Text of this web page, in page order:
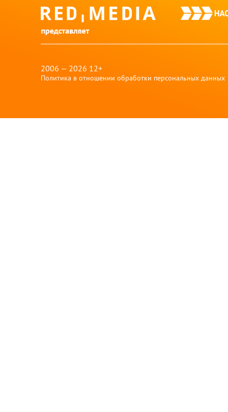
2006 — 2026 12+
Политика в отношении обработки персональных данных